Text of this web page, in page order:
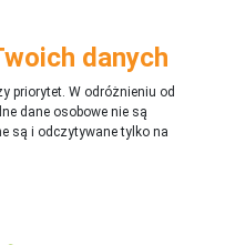
danych
priorytet. W odróżnieniu od
dane osobowe nie są
są i odczytywane tylko na